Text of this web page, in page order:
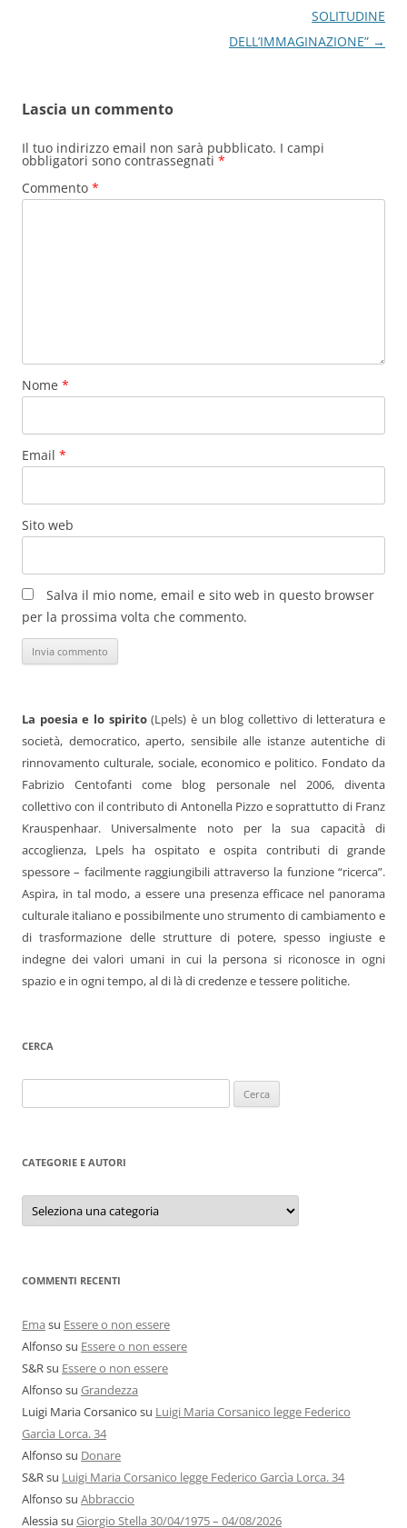
SOLITUDINE
DELL’IMMAGINAZIONE” →
Lascia un commento
Il tuo indirizzo email non sarà pubblicato. I campi
obbligatori sono contrassegnati *
Commento *
Nome *
Email *
Sito web
Salva il mio nome, email e sito web in questo browser
per la prossima volta che commento.
La poesia e lo spirito(Lpels) è un blog collettivo di letteratura e
società, democratico, aperto, sensibile alle istanze autentiche di
rinnovamento culturale, sociale, economico e politico. Fondato da
Fabrizio Centofanti come blog personale nel 2006, diventa
collettivo con il contributo di Antonella Pizzo e soprattutto di Franz
Krauspenhaar. Universalmente noto per la sua capacità di
accoglienza, Lpels ha ospitato e ospita contributi di grande
spessore – facilmente raggiungibili attraverso la funzione “ricerca”.
Aspira, in tal modo, a essere una presenza efficace nel panorama
culturale italiano e possibilmente uno strumento di cambiamento e
di trasformazione delle strutture di potere, spesso ingiuste e
indegne dei valori umani in cui la persona si riconosce in ogni
spazio e in ogni tempo, al di là di credenze e tessere politiche.
CERCA
per:
CATEGORIE E AUTORI
Categorie
autori
COMMENTI RECENTI
Ema su Essere o non essere
Alfonso su Essere o non essere
S&Rsu Essere o non essere
Alfonso su Grandezza
Luigi Maria Corsanico su Luigi Maria Corsanico legge Federico
Garcìa Lorca. 34
Alfonso su Donare
S&Rsu Luigi Maria Corsanico legge Federico Garcìa Lorca. 34
Alfonso su Abbraccio
Alessiasu Giorgio Stella 30/04/1975 – 04/08/2026